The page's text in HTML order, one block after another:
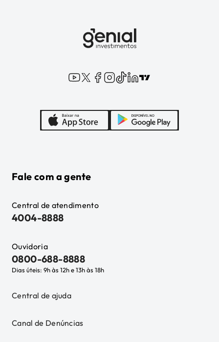
Fale com a gente
Central de atendimento
4004-8888
Ouvidoria
0800-688-8888
Dias úteis: 9h às 12h e 13h às 18h
Central de ajuda
Canal de Denúncias